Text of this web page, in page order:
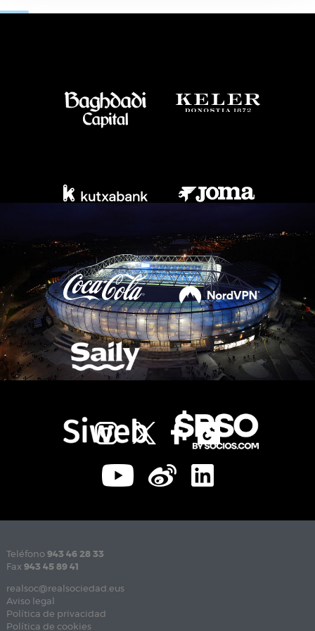
Teléfono 943 46 28 33
Fax 943 45 89 41
realsoc@realsociedad.eus
Aviso legal
Política de privacidad
Política de cookies